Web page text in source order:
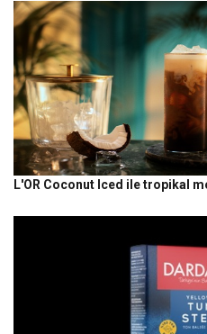
L'OR Coconut Iced ile tropikal